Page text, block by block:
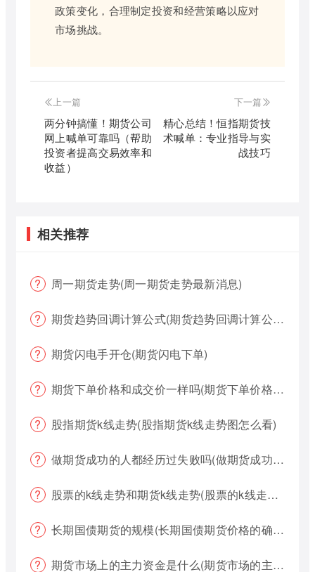
政策变化，合理制定投资和经营策略以应对
市场挑战。
上一篇
两分钟搞懂！期货公司
网上喊单可靠吗（帮助
投资者提高交易效率和
收益）
下一篇
精心总结！恒指期货技
术喊单：专业指导与实
战技巧
相关推荐
周一期货走势(周一期货走势最新消息)
期货趋势回调计算公式(期货趋势回调计算公式是什么)
期货闪电手开仓(期货闪电下单)
期货下单价格和成交价一样吗(期货下单价格哪个好?)
股指期货k线走势(股指期货k线走势图怎么看)
做期货成功的人都经历过失败吗(做期货成功的人都经历过失败吗为什么)
股票的k线走势和期货k线走势(股票的k线走势和期货k线走势一样吗)
长期国债期货的规模(长期国债期货价格的确定)
期货市场上的主力资金是什么(期货市场的主力资金都是什么样的)